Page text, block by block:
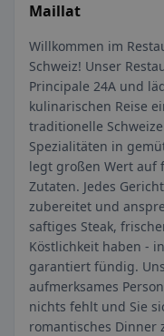
Maillat
Willkommen im
Schweiz! Unser
Principale 24A und
kulinarischen Reise
traditionelle
Spezialitäten in
legt großen Wert auf
Zutaten. Jedes
zubereitet und
saftiges Steak,
Köstlichkeit haben -
garantiert fündig.
aufmerksames
nichts fehlt und Sie
romantisches Dinner